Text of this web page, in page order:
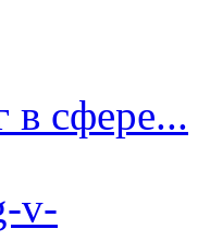
в сфере...